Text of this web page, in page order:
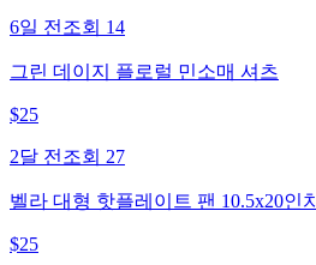
6일 전 조회 14
그린 데이지 플로럴 민소매 셔츠
$25
2달 전 조회 27
벨라 대형 핫플레이트 팬 10.5x20인치
$25